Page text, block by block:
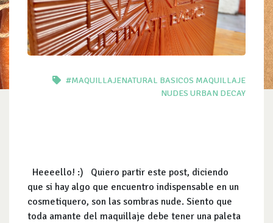
#MAQUILLAJENATURAL BASICOS MAQUILLAJE
NUDES URBAN DECAY
Heeeello! :) Quiero partir este post, diciendo
que si hay algo que encuentro indispensable en un
cosmetiquero, son las sombras nude. Siento que
toda amante del maquillaje debe tener una paleta